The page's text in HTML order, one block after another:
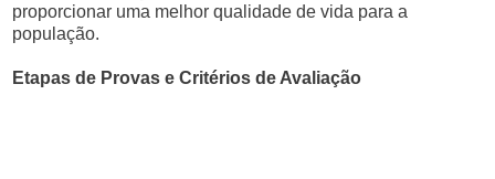
proporcionar uma melhor qualidade de vida para a
população.
Etapas de Provas e Critérios de Avaliação